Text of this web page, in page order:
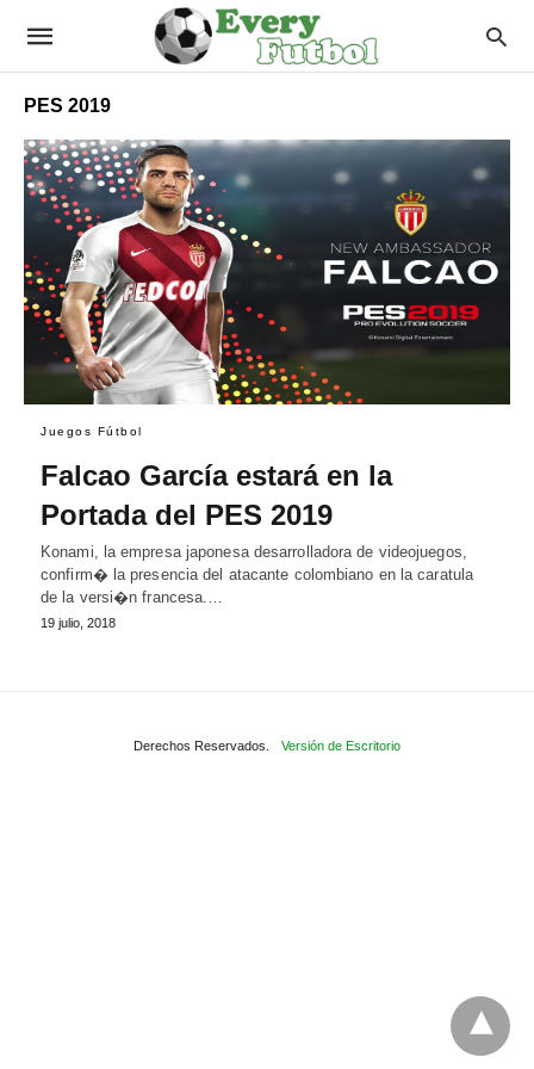
PES 2019
Juegos Fútbol
Falcao García estará en la
Portada del PES 2019
Konami, la empresa japonesa desarrolladora de videojuegos,
confirm� la presencia del atacante colombiano en la caratula
de la versi�n francesa.…
19 julio, 2018
Derechos Reservados. Versión de Escritorio